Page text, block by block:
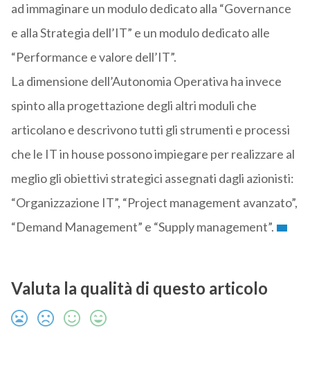
ad immaginare un modulo dedicato alla “Governance
e alla Strategia dell’IT” e un modulo dedicato alle
“Performance e valore dell’IT”.
La dimensione dell’Autonomia Operativa ha invece
spinto alla progettazione degli altri moduli che
articolano e descrivono tutti gli strumenti e processi
che le IT in house possono impiegare per realizzare al
meglio gli obiettivi strategici assegnati dagli azionisti:
“Organizzazione IT”, “Project management avanzato”,
“Demand Management” e “Supply management”.
Valuta la qualità di questo articolo